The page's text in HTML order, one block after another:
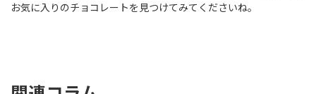
お気に入りのチョコレートを見つけてみてくださいね。